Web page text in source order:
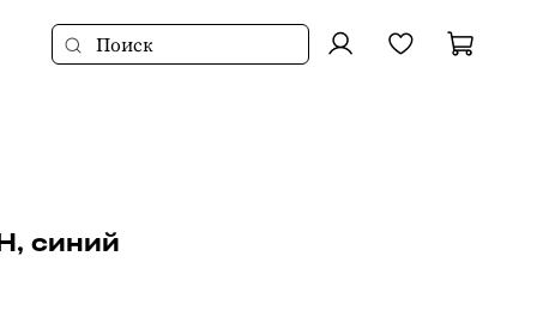
синий